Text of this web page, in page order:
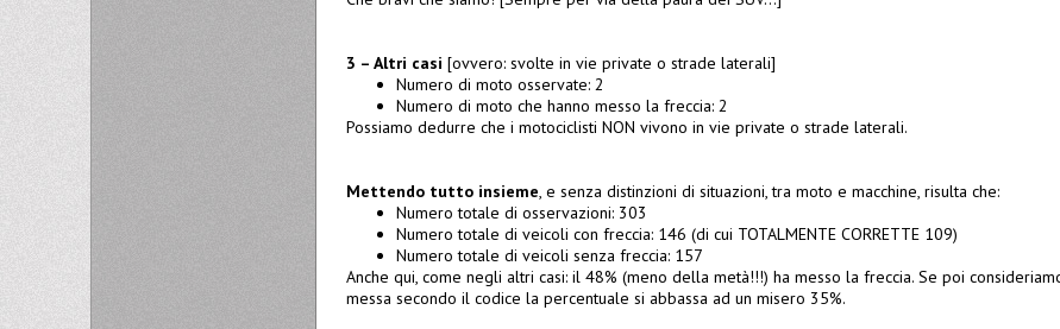
3 – Altri casi [ovvero: svolte in vie private o strade laterali]
Numero di moto osservate: 2
Numero di moto che hanno messo la freccia: 2
Possiamo dedurre che i motociclisti NON vivono in vie private o strade laterali.
Mettendo tutto insieme, e senza distinzioni di situazioni, tra moto e macchine, risulta che:
Numero totale di osservazioni: 303
Numero totale di veicoli con freccia: 146 (di cui TOTALMENTE CORRETTE 109)
Numero totale di veicoli senza freccia: 157
Anche qui, come negli altri casi: il 48% (meno della metà!!!) ha messo la freccia. Se poi
messa secondo il codice la percentuale si abbassa ad un misero 35%.